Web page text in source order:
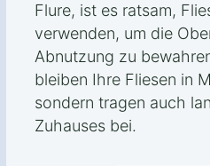
Flure, ist es ratsam,
verwenden, um die
Abnutzung zu
bleiben Ihre Fliesen in
sondern tragen auch
Zuhauses bei.